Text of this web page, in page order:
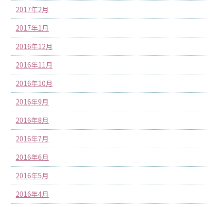
2017年2月
2017年1月
2016年12月
2016年11月
2016年10月
2016年9月
2016年8月
2016年7月
2016年6月
2016年5月
2016年4月